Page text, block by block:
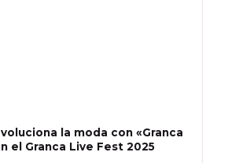
la moda con «Granca
el Granca Live Fest 2025